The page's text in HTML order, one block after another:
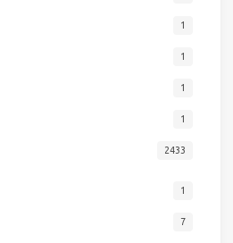
1
1
1
1
2433
1
7